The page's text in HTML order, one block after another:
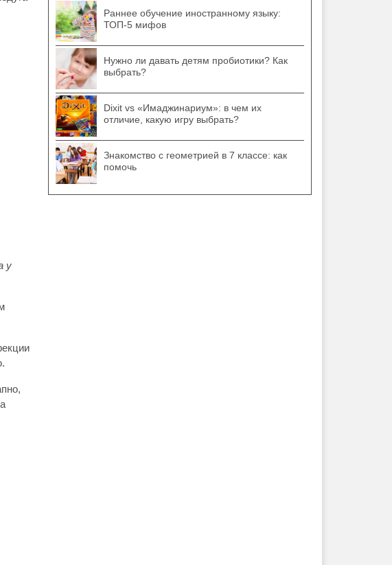
у
Раннее обучение иностранному языку:
ТОП-5 мифов
Нужно ли давать детям пробиотики? Как
выбрать?
Dixit vs «Имаджинариум»: в чем их
отличие, какую игру выбрать?
Знакомство с геометрией в 7 классе: как
помочь